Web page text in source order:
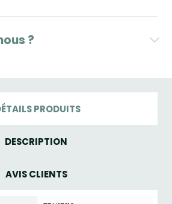
?
PRODUITS
DESCRIPTION
AVIS CLIENTS